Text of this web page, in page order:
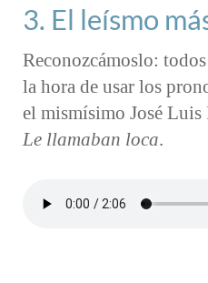
3. El leísmo
Reconozcámoslo:
la hora de usar los
el mismísimo José Luis
Le llamaban loca.